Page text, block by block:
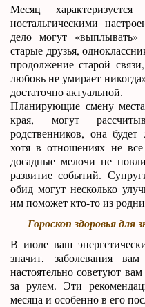
Месяц
ностальгическими
дело могут
старые друзья,
продолжение старой
любовь не умирает
достаточно актуальной.
Планирующие смену
края, могут
родственников, она
хотя в отношениях не все
досадные мелочи не
развитие событий.
обид могут несколько
им поможет кто-то из
Гороскоп здоровья для
В июле ваш
значит, заболевания
настоятельно советуют
за рулем. Эти
месяца и особенно в его